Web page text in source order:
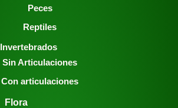
Peces
Reptiles
Invertebrados
Sin Articulaciones
Con articulaciones
Flora